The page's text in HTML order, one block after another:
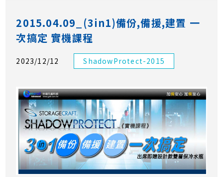
2015.04.09_(3in1)備份,備援,建置 一
次搞定 實機課程
2023/12/12 ShadowProtect-2015